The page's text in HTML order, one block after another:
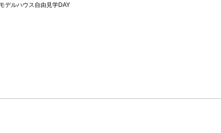
デルハウス自由見学DAY